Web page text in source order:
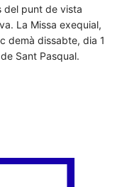
del punt de vista
La Missa exequial,
demà dissabte, dia 1
Sant Pasqual.